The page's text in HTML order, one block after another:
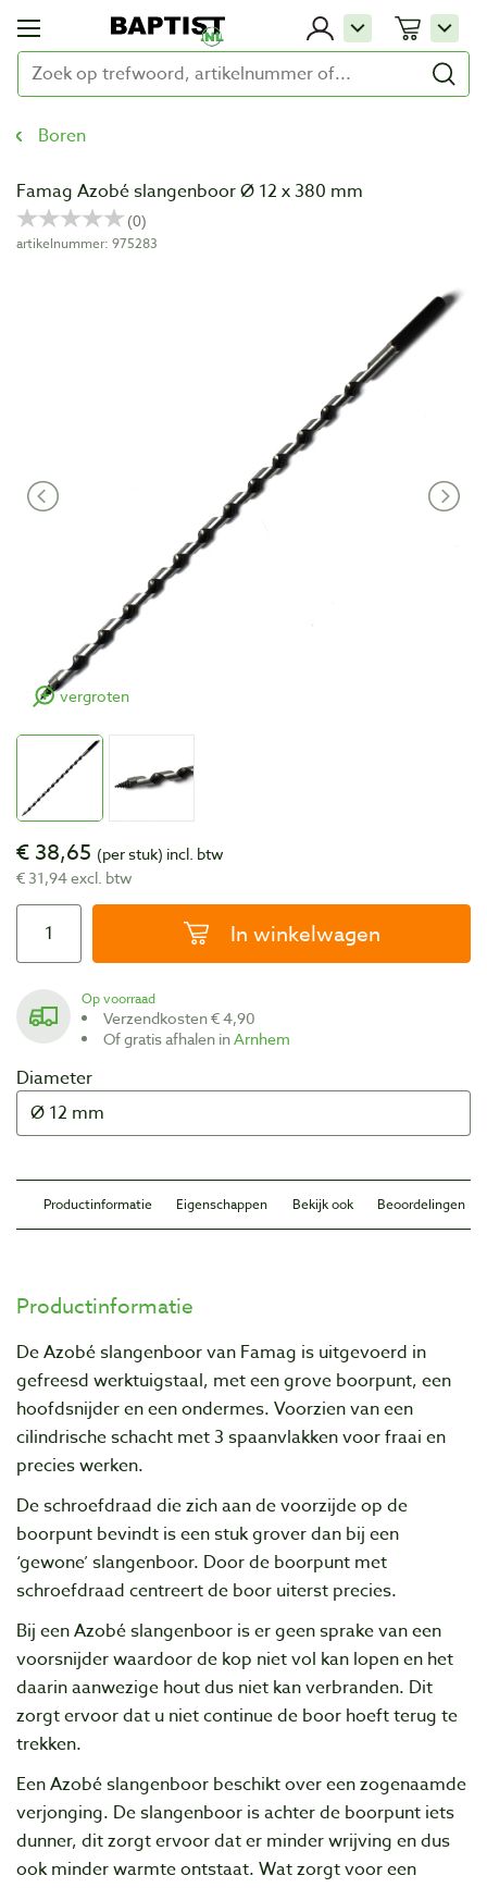
Boren
Famag Azobé slangenboor Ø 12 x 380 mm
artikelnummer: 975283
vergroten
€ 38,65 (per stuk) incl. btw
€ 31,94 excl. btw
In winkelwagen
Op voorraad
Verzendkosten € 4,90
Of gratis afhalen inArnhem
Diameter
Productinformatie Eigenschappen Bekijk ook Beoordelingen
Productinformatie
De Azobé slangenboor van Famag is uitgevoerd in
gefreesd werktuigstaal, met een grove boorpunt, een
hoofdsnijder en een ondermes. Voorzien van een
cilindrische schacht met 3 spaanvlakken voor fraai en
precies werken.
De schroefdraad die zich aan de voorzijde op de
boorpunt bevindt is een stuk grover dan bij een
‘gewone’ slangenboor. Door de boorpunt met
schroefdraad centreert de boor uiterst precies.
Bij een Azobé slangenboor is er geen sprake van een
voorsnijder waardoor de kop niet vol kan lopen en het
daarin aanwezige hout dus niet kan verbranden. Dit
zorgt ervoor dat u niet continue de boor hoeft terug te
trekken.
Een Azobé slangenboor beschikt over een zogenaamde
verjonging. De slangenboor is achter de boorpunt iets
dunner, dit zorgt ervoor dat er minder wrijving en dus
ook minder warmte ontstaat. Wat zorgt voor een